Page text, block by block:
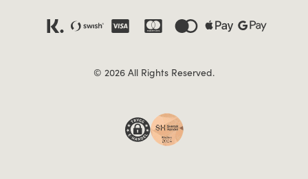
© 2026 All Rights Reserved.